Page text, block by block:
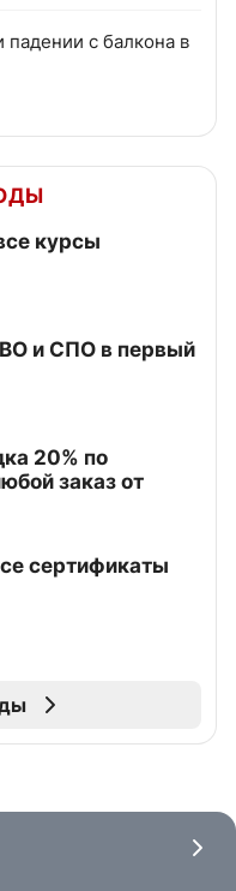
с балкона в
курсы
и СПО в первый
20% по
заказ от
сертификаты